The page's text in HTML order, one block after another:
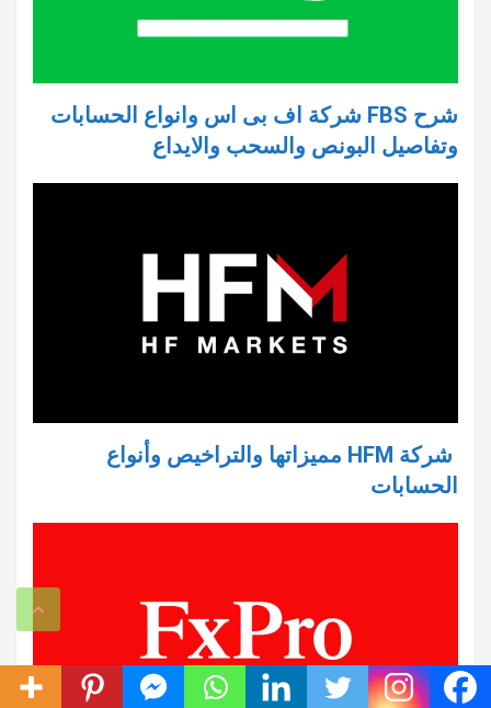
شرح FBS شركة اف بى اس وانواع الحسابات
وتفاصيل البونص والسحب والايداع
شركة HFM مميزاتها والتراخيص وأنواع
الحسابات